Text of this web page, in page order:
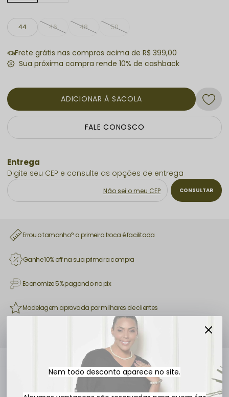
44 46 48 50
ADICIONAR À SACOLA
Frete grátis nas compras acima de R$ 399,00
FALE CONOSCO
Não sei o meu CEP
Errou o tamanho? a primeira troca é facilitada
Ganhe 10% off na sua primeira compra
Economize 5% pagando no pix
Modelagem aprovada por milhares de clientes
Use a tabela de medidas e compre com mais segurança
Descrição completa
Nem todo desconto aparece no site.